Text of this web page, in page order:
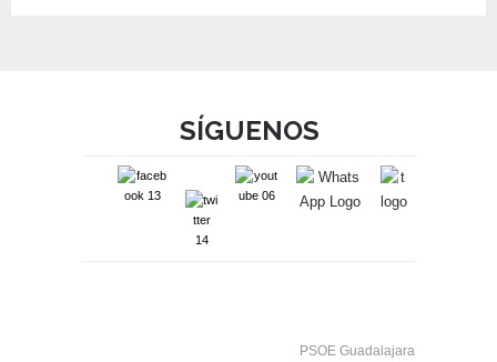
SÍGUENOS
PSOE Guadalajara